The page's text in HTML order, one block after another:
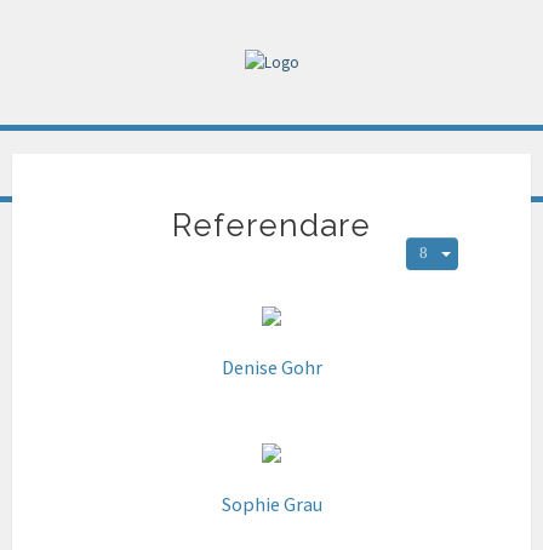
Referendare
Denise Gohr
Sophie Grau